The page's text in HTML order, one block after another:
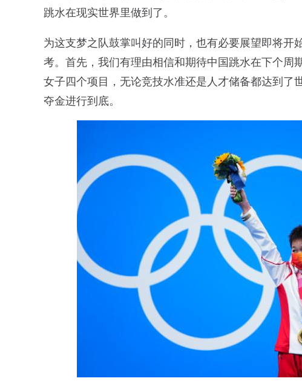
跳水在现实世界里做到了。
为这支梦之队鼓掌叫好的同时，也有必要展望即将开
考。首先，我们有理由相信和期待中国跳水在下个周
女子四个项目，无论竞技水准还是人才储备都达到了
夺金进行到底。